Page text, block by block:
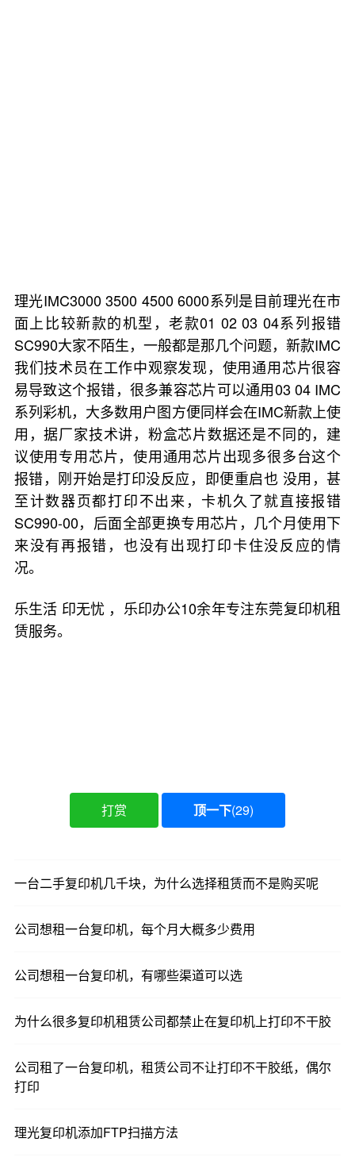
理光IMC3000 3500 4500 6000系列是目前理光在市
面上比较新款的机型，老款01 02 03 04系列报错
SC990大家不陌生，一般都是那几个问题，新款IMC
我们技术员在工作中观察发现，使用通用芯片很容
易导致这个报错，很多兼容芯片可以通用03 04 IMC
系列彩机，大多数用户图方便同样会在IMC新款上使
用，据厂家技术讲，粉盒芯片数据还是不同的，建
议使用专用芯片，使用通用芯片出现多很多台这个
报错，刚开始是打印没反应，即便重启也 没用，甚
至计数器页都打印不出来，卡机久了就直接报错
SC990-00，后面全部更换专用芯片，几个月使用下
来没有再报错，也没有出现打印卡住没反应的情
况。
乐生活 印无忧 ，乐印办公10余年专注东莞复印机租
赁服务。
打赏 顶一下(29)
一台二手复印机几千块，为什么选择租赁而不是购买呢
公司想租一台复印机，每个月大概多少费用
公司想租一台复印机，有哪些渠道可以选
为什么很多复印机租赁公司都禁止在复印机上打印不干胶
公司租了一台复印机，租赁公司不让打印不干胶纸，偶尔
打印
理光复印机添加FTP扫描方法